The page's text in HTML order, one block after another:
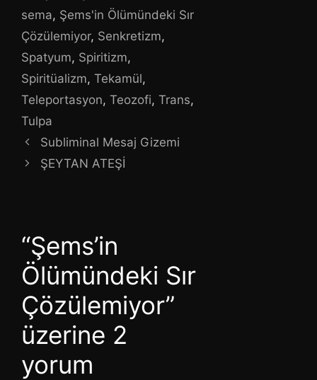
sema, Şems'in Ölümündeki Sır
Çözülemiyor, Senkretizm,
Spatyum, Spiritizm,
Spiritüalizm, Tekamül,
Teleportasyon, Teozofi, Trans,
Tulpa
Subliminal Mesaj Gizemi
ŞEYTAN ATEŞİ
“Şems’in
Ölümündeki Sır
Çözülemiyor”
üzerine 2
yorum